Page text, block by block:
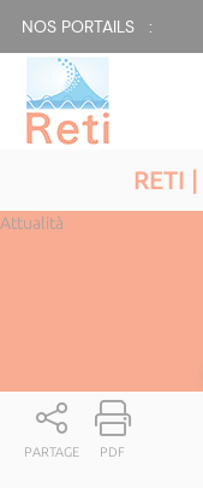
NOS PORTAILS :
RETI |
Attualità
PARTAGE PDF